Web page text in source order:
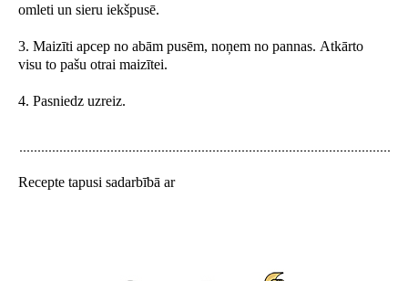
omleti un sieru iekšpusē.
3. Maizīti apcep no abām pusēm, noņem no pannas. Atkārto
visu to pašu otrai maizītei.
4. Pasniedz uzreiz.
Recepte tapusi sadarbībā ar